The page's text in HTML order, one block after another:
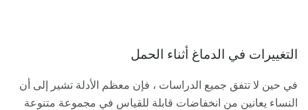
التغييرات في الدماغ أثناء الحمل
في حين لا تتفق جميع الدراسات ، فإن معظم الأدلة تشير إلى أن
النساء يعانين من انخفاضات قابلة للقياس في مجموعة متنوعة